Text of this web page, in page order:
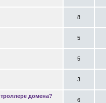
8
5
5
3
домена?
6